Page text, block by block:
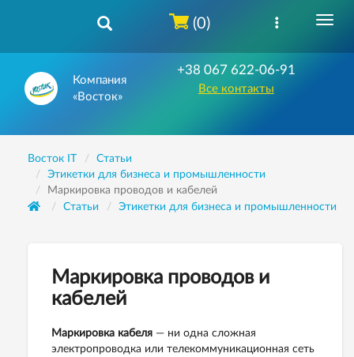
Компания
«Восток»
+38 067 622-06-91
Все контакты
(0)
Восток IT
Статьи
Этикетки для бизнеса и промышленности
Маркировка проводов и кабелей
Статьи
Этикетки для бизнеса и промышленности
Маркировка проводов и
кабелей
Маркировка кабеля — ни одна сложная
электропроводка или телекоммуникационная сеть